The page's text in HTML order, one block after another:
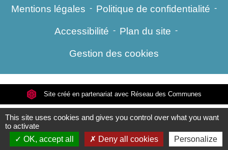
Mentions légales - Politique de confidentialité -
Accessibilité - Plan du site -
Gestion des cookies
Site créé en partenariat avec Réseau des Communes
This site uses cookies and gives you control over what you want
to activate
OK, accept all
Deny all cookies Personalize